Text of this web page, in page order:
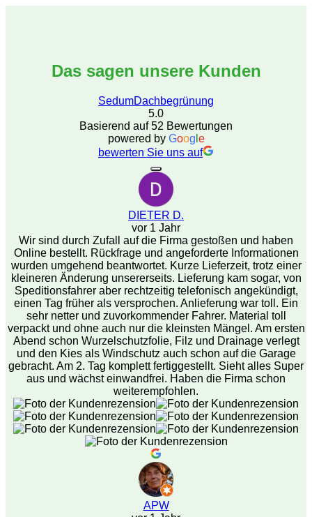
Das sagen unsere Kunden
SedumDachbegrünung
5.0
Basierend auf 52 Bewertungen
powered by Goog e
bewerten Sie uns auf
DIETER D.
vor 1 Jahr
Wir sind durch Zufall auf die Firma gestoßen und haben
Online bestellt. Rückfrage und angeforderte Informationen
wurden umgehend beantwortet. Kurze Lieferzeit, trotz einer
kleineren Änderung unsererseits. Lieferung kam sogar, von
Speditionsfahrer aber rechtzeitig telefonisch angekündigt,
einen Tag früher als versprochen. Anlieferung war toll. Ein
sehr netter und zuvorkommender Fahrer. Material toll
verpackt und ohne auch nur die kleinsten Mängel. Am ersten
Abend schon Wurzelschutzfolie, Filz und Drainage verlegt
und den Kies als Windschutz auch schon auf die Garage
gebracht. Am 2. Tag komplett fertiggestellt. Sieht alles Super
aus und wächst einwandfrei. Haben die Firma schon
weiterempfohlen.
APW